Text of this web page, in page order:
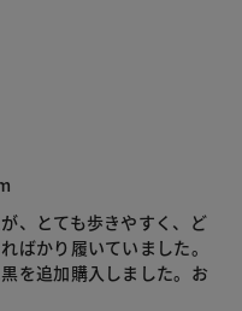
、とても歩きやすく、ど
ばかり履いていました。
を追加購入しました。お